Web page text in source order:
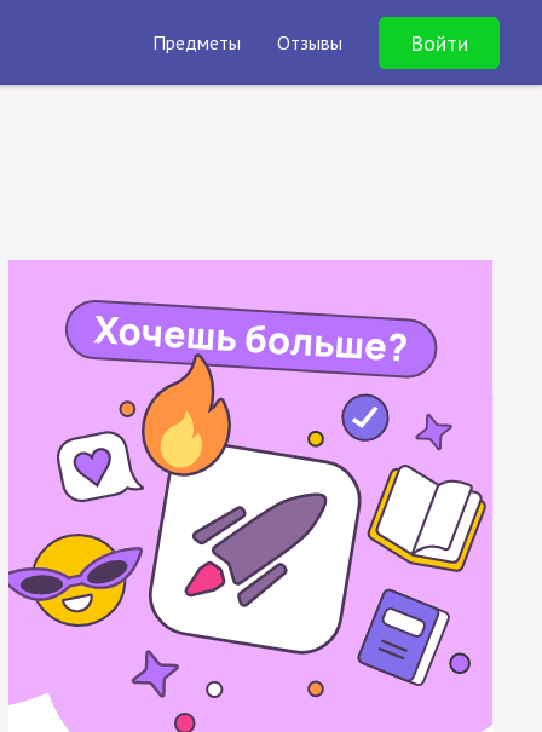
Предметы Отзывы Войти